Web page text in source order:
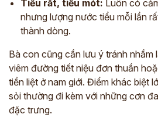
Tiểu rắt, tiểu mót: Luôn có
nhưng lượng nước tiểu mỗi lần
thành dòng.
Bà con cũng cần lưu ý tránh nhầm
viêm đường tiết niệu đơn thuần
tiền liệt ở nam giới. Điểm khác biệt
sỏi thường đi kèm với những cơn
đặc trưng.